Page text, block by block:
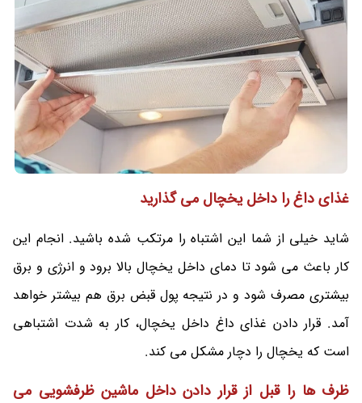
غذای داغ را داخل یخچال می گذارید
شاید خیلی از شما این اشتباه را مرتکب شده باشید. انجام این
کار باعث می شود تا دمای داخل یخچال بالا برود و انرژی و برق
بیشتری مصرف شود و در نتیجه پول قبض برق هم بیشتر خواهد
آمد. قرار دادن غذای داغ داخل یخچال، کار به شدت اشتباهی
است که یخچال را دچار مشکل می کند.
ظرف ها را قبل از قرار دادن داخل ماشین ظرفشویی می